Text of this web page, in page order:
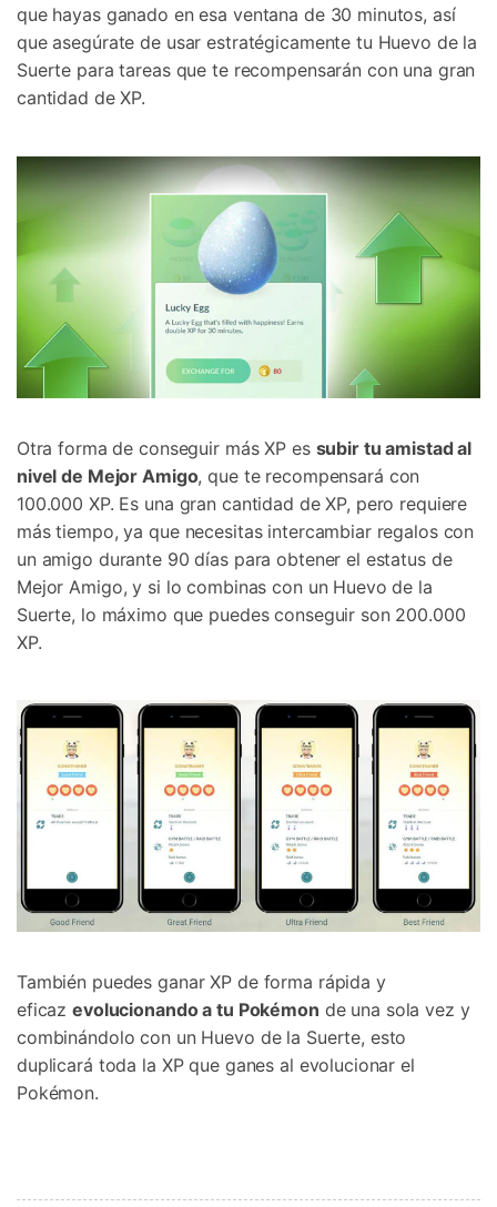
que hayas ganado en esa ventana de 30 minutos, así
que asegúrate de usar estratégicamente tu Huevo de la
Suerte para tareas que te recompensarán con una gran
cantidad de XP.
󠀰Otra forma de conseguir más XP es subir tu amistad al
nivel de Mejor Amigo, que te recompensará con
100.000 XP.󠀲󠀩󠀠󠀤󠀥󠀣󠀧󠀧󠀳󠀰 Es una gran cantidad de XP, pero requiere
más tiempo, ya que necesitas intercambiar regalos con
un amigo durante 90 días para obtener el estatus de
Mejor Amigo, y si lo combinas con un Huevo de la
Suerte, lo máximo que puedes conseguir son 200.000
XP.
También puedes ganar XP de forma rápida y
eficaz evolucionando a tu Pokémon de una sola vez y
combinándolo con un Huevo de la Suerte, esto
duplicará toda la XP que ganes al evolucionar el
Pokémon.
Controla tu teléfono con Dr.Fone